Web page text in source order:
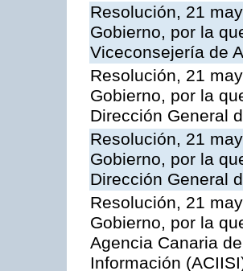
Resolución, 21
Gobierno, por la
Viceconsejería de
Resolución, 21
Gobierno, por la
Dirección General
Resolución, 21
Gobierno, por la
Dirección General
Resolución, 21
Gobierno, por la
Agencia Canaria
Información